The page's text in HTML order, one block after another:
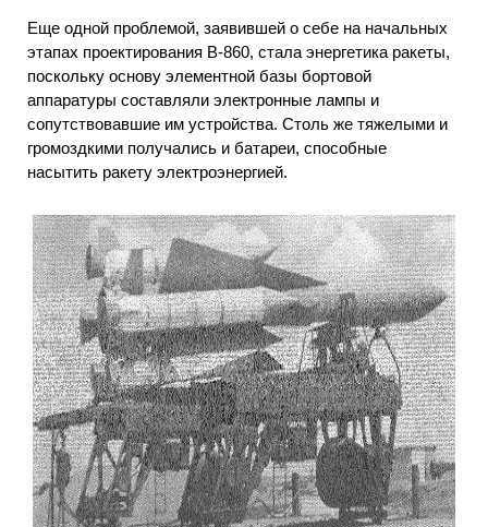
Еще одной проблемой, заявившей о себе на начальных
этапах проектирования В-860, стала энергетика ракеты,
поскольку основу элементной базы бортовой
аппаратуры составляли электронные лампы и
сопутствовавшие им устройства. Столь же тяжелыми и
громоздкими получались и батареи, способные
насытить ракету электроэнергией.